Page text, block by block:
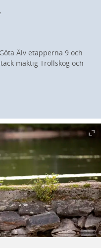
Älv etapperna 9 och
mäktig Trollskog och